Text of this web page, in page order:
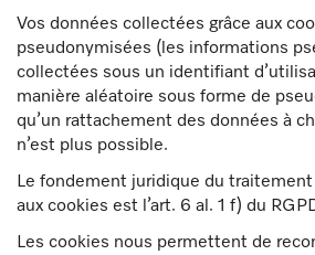
Vos données collectées grâce aux
pseudonymisées (les informations
collectées sous un identifiant
manière aléatoire sous forme de
qu’un rattachement des données à
n’est plus possible.
Le fondement juridique du traitement
aux cookies est l’art. 6 al. 1 f) du
Les cookies nous permettent de